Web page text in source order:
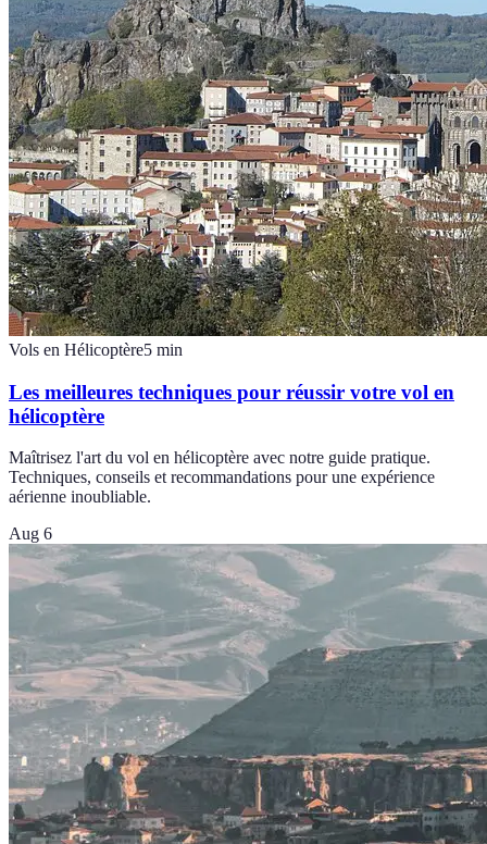
Vols en Hélicoptère5 min
Les meilleures techniques pour réussir votre vol en
hélicoptère
Maîtrisez l'art du vol en hélicoptère avec notre guide pratique.
Techniques, conseils et recommandations pour une expérience
aérienne inoubliable.
Aug 6